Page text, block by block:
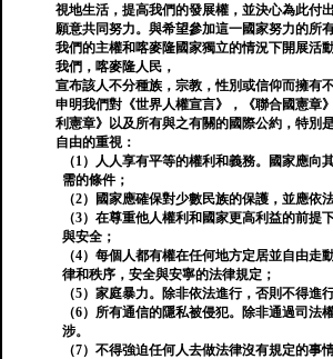
視地生活，提高我們的發展權，並決心為此付
願意共同努力。與希望參加這一國家努力的所
我們的主權和喀麥隆國家獨立的情況下開展活動
我們，喀麥隆人民，
宣布該人不分種族，宗教，性別或信仰而擁有
申明我們對《世界人權宣言》，《聯合國憲章
利憲章》以及所有與之有關的國際公約，特別
自由的重視：
（1）人人享有平等的權利和義務。國家應向
需的條件；
（2）國家應確保對少數民族的保護，並應依
（3）在尊重他人權利和國家更高利益的前提
與安全；
（4）每個人都有權在任何地方定居並自由走
律和秩序，安全與安寧的法律規定；
（5）家庭暴力。除非依法進行，否則不得進
（6）所有通信的隱私被侵犯。除非通過司法
涉。
（7）不得強迫任何人去做法律沒有規定的事